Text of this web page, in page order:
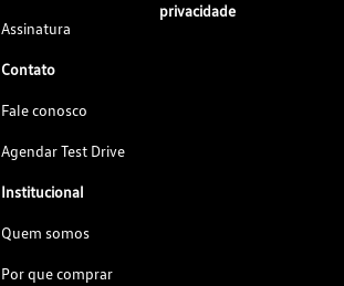
Assinatura
Contato
Fale conosco
Agendar Test Drive
Institucional
Quem somos
Por que comprar
privacidade